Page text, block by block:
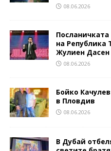
08.06.2026
на Република
Жулиен
08.06.2026
Бойко
в Пловдив
08.06.2026
В Дубай